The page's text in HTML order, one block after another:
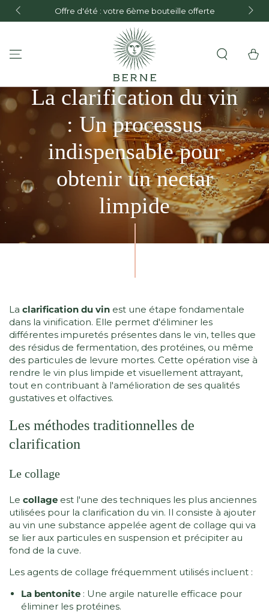
SKIP TO CONTENT
and
Offre d'été : votre 6ème bouteille offerte
Cart
La clarification du vin
: Un processus
indispensable pour
obtenir un nectar
limpide
La clarification du vin est une étape fondamentale
dans la vinification. Elle permet d'éliminer les
différentes impuretés présentes dans le vin, telles que
des résidus de fermentation, des protéines, ou même
des particules de levure mortes. Cette opération vise à
rendre le vin plus limpide et visuellement attrayant,
tout en contribuant à l'amélioration de ses qualités
gustatives et olfactives.
Les méthodes traditionnelles de
clarification
Le collage
Le collage est l'une des techniques les plus anciennes
utilisées pour la clarification du vin. Il consiste à ajouter
au vin une substance appelée agent de collage qui va
se lier aux particules en suspension et précipiter au
fond de la cuve.
Les agents de collage fréquemment utilisés incluent :
La bentonite : Une argile naturelle efficace pour
éliminer les protéines.